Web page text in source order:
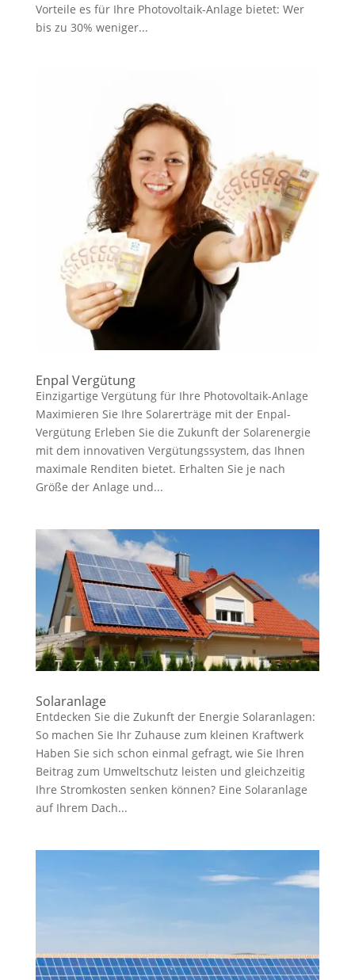
Vorteile es für Ihre Photovoltaik-Anlage bietet: Wer
bis zu 30% weniger...
Enpal Vergütung
Einzigartige Vergütung für Ihre Photovoltaik-Anlage
Maximieren Sie Ihre Solarerträge mit der Enpal-
Vergütung Erleben Sie die Zukunft der Solarenergie
mit dem innovativen Vergütungssystem, das Ihnen
maximale Renditen bietet. Erhalten Sie je nach
Größe der Anlage und...
Solaranlage
Entdecken Sie die Zukunft der Energie Solaranlagen:
So machen Sie Ihr Zuhause zum kleinen Kraftwerk
Haben Sie sich schon einmal gefragt, wie Sie Ihren
Beitrag zum Umweltschutz leisten und gleichzeitig
Ihre Stromkosten senken können? Eine Solaranlage
auf Ihrem Dach...